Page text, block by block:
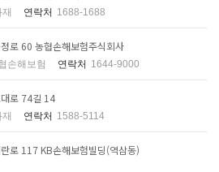
연락처 1688-1688
로 60 농협손해보험주식회사
손해보험 연락처 1644-9000
로 74길 14
연락처 1588-5114
로 117 KB손해보험빌딩(역삼동)